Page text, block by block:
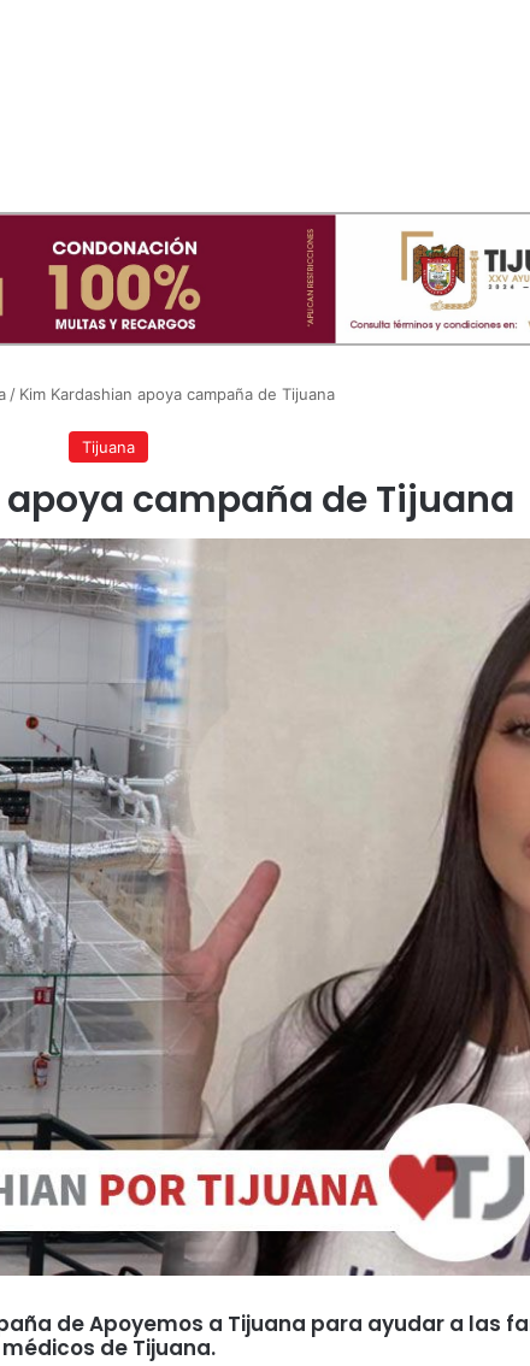
/ Kim Kardashian apoya campaña de Tijuana
Tijuana
campaña de Tijuana
de Apoyemos a Tijuana para ayudar a las
médicos de Tijuana.